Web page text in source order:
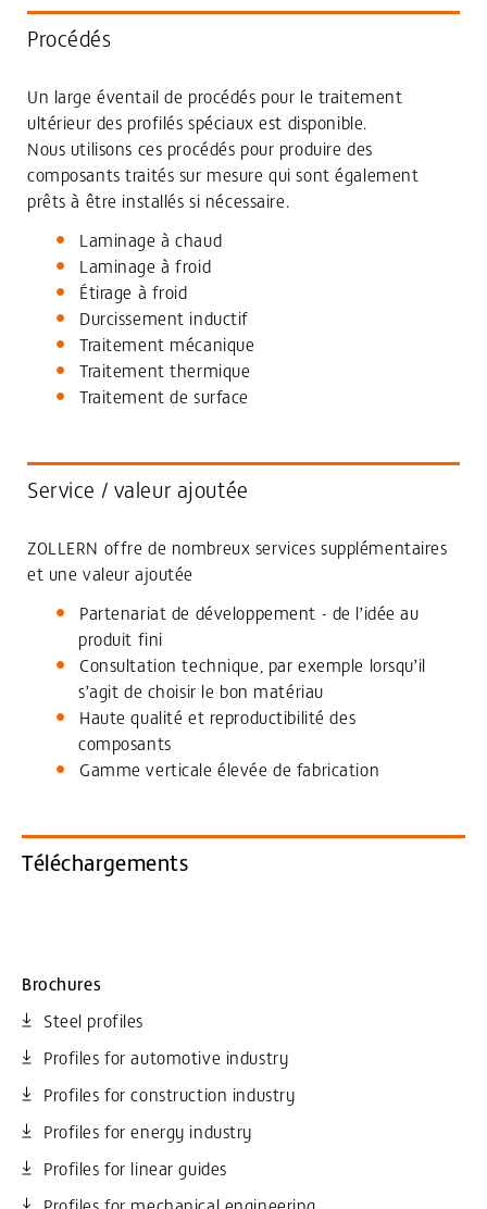
Procédés
Un large éventail de procédés pour le traitement
ultérieur des profilés spéciaux est disponible.
Nous utilisons ces procédés pour produire des
composants traités sur mesure qui sont également
prêts à être installés si nécessaire.
Laminage à chaud
Laminage à froid
Étirage à froid
Durcissement inductif
Traitement mécanique
Traitement thermique
Traitement de surface
Service / valeur ajoutée
ZOLLERN offre de nombreux services supplémentaires
et une valeur ajoutée
Partenariat de développement - de l’idée au
produit fini
Consultation technique, par exemple lorsqu’il
s’agit de choisir le bon matériau
Haute qualité et reproductibilité des
composants
Gamme verticale élevée de fabrication
Téléchargements
Brochures
Steel profiles
Profiles for automotive industry
Profiles for construction industry
Profiles for energy industry
Profiles for linear guides